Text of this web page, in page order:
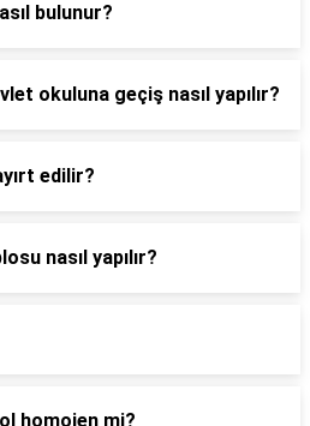
bulunur?
okuluna geçiş nasıl yapılır?
edilir?
nasıl yapılır?
homojen mi?